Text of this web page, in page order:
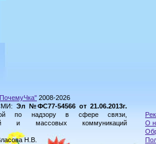
2008-2026
Эл №ФС77-54566 от 21.06.2013г.
по надзору в сфере связи,
и массовых коммуникаций
Н.В.
О